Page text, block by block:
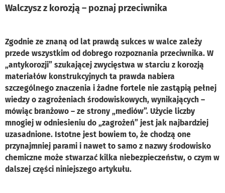
Walczysz z korozją – poznaj przeciwnika
Zgodnie ze znaną od lat prawdą sukces w walce zależy
przede wszystkim od dobrego rozpoznania przeciwnika. W
„antykorozji” szukającej zwycięstwa w starciu z korozją
materiałów konstrukcyjnych ta prawda nabiera
szczególnego znaczenia i żadne fortele nie zastąpią pełnej
wiedzy o zagrożeniach środowiskowych, wynikających –
mówiąc branżowo – ze strony „mediów”. Użycie liczby
mnogiej w odniesieniu do „zagrożeń” jest jak najbardziej
uzasadnione. Istotne jest bowiem to, że chodzą one
przynajmniej parami i nawet to samo z nazwy środowisko
chemiczne może stwarzać kilka niebezpieczeństw, o czym w
dalszej części niniejszego artykułu.